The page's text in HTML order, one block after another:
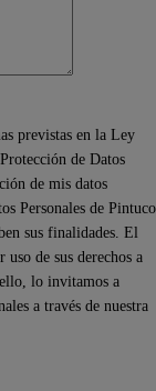
previstas en la Ley
de Datos
de mis datos
Personales de Pintuco
sus finalidades. El
de sus derechos a
lo invitamos a
a través de nuestra